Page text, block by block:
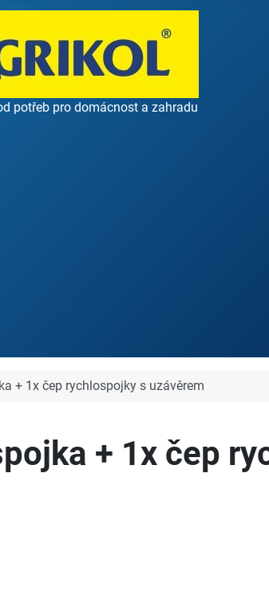
potřeb pro domácnost a zahradu
+ 1x čep rychlospojky s uzávěrem
+ 1x čep